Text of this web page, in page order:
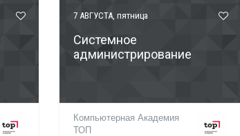
7 АВГУСТА, пятница
Системное
администрирование
Компьютерная Академия
ТОП